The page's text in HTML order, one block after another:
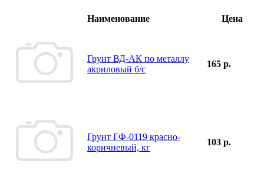
Наименование Цена
Грунт ВД-АК по металлу
акриловый б/с
165 р.
Грунт ГФ-0119 красно-
коричневый, кг
103 р.